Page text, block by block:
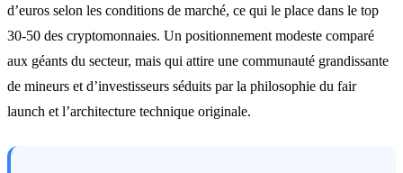
d’euros selon les conditions de marché, ce qui le place dans le top
30-50 des cryptomonnaies. Un positionnement modeste comparé
aux géants du secteur, mais qui attire une communauté grandissante
de mineurs et d’investisseurs séduits par la philosophie du fair
launch et l’architecture technique originale.